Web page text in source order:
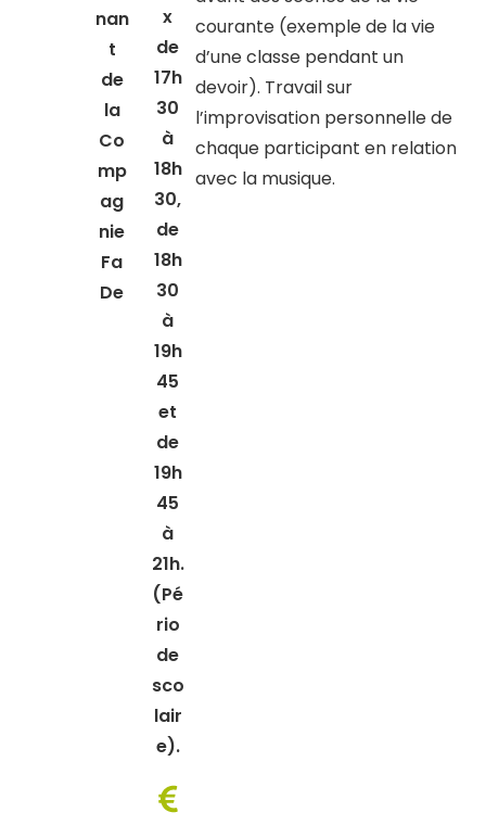
nan
t
de
la
Co
mp
ag
nie
Fa
De
x
de
17h
30
à
18h
30,
de
18h
30
à
19h
45
et
de
19h
45
à
21h.
(Pé
rio
de
sco
lair
e).
courante (exemple de la vie
d’une classe pendant un
devoir). Travail sur
l’improvisation personnelle de
chaque participant en relation
avec la musique.